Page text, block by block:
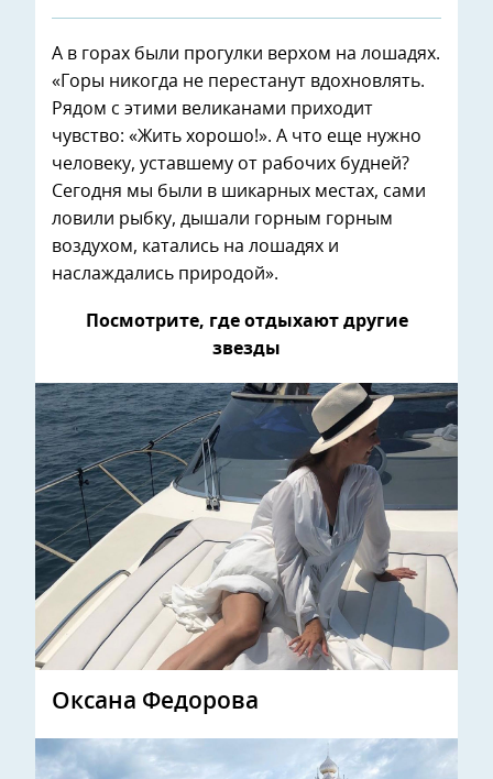
А в горах были прогулки верхом на лошадях.
«Горы никогда не перестанут вдохновлять.
Рядом с этими великанами приходит
чувство: «Жить хорошо!». А что еще нужно
человеку, уставшему от рабочих будней?
Сегодня мы были в шикарных местах, сами
ловили рыбку, дышали горным горным
воздухом, катались на лошадях и
наслаждались природой».
Посмотрите, где отдыхают другие
звезды
Оксана Федорова